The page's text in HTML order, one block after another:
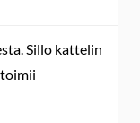
Sillo kattelin